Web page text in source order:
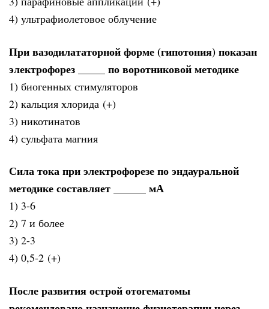
4) ультрафиолетовое облучение
При вазодилататорной форме (гипотония) показан
электрофорез _____ по воротниковой методике
1) биогенных стимуляторов
2) кальция хлорида (+)
3) никотинатов
4) сульфата магния
Сила тока при электрофорезе по эндауральной
методике составляет ______ мА
1) 3-6
2) 7 и более
3) 2-3
4) 0,5-2 (+)
После развития острой отогематомы